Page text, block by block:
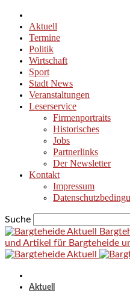
Aktuell
Termine
Politik
Wirtschaft
Sport
Stadt News
Veranstaltungen
Leserservice
Firmenportraits
Historisches
Jobs
Partnerlinks
Der Newsletter
Kontakt
Impressum
Suche
und Artikel für Bargteheide
Aktuell